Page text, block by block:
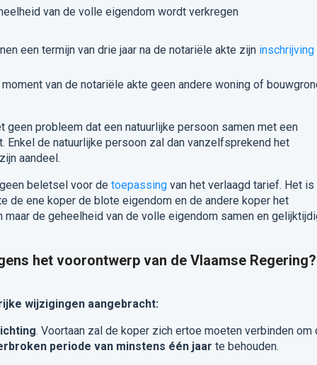
van de volle eigendom wordt verkregen
een termijn van drie jaar na de notariële akte zijn inschrijving
van de notariële akte geen andere woning of
geen probleem dat een natuurlijke persoon samen met een
Enkel de natuurlijke persoon zal dan vanzelfsprekend het
aandeel.
beletsel voor de toepassingvan het verlaagd tarief. Het is
de ene koper de blote eigendom en de andere koper het
maar de geheelheid van de volle eigendom samen en
het voorontwerp van de Vlaamse Regering?
wijzigingen aangebracht:
. Voortaan zal de koper zich ertoe moeten verbinden om
periode van minstens één jaar te behouden.